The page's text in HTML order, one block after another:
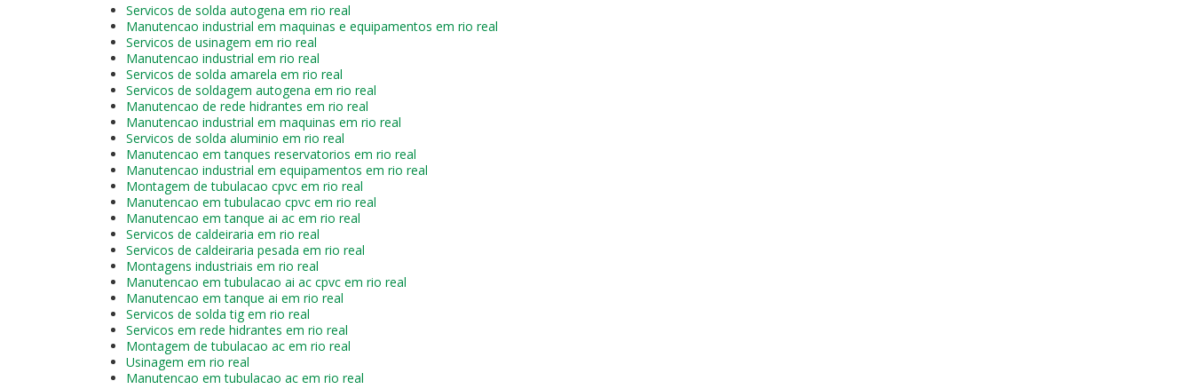
Servicos de solda autogena em rio real
Manutencao industrial em maquinas e equipamentos em rio real
Servicos de usinagem em rio real
Manutencao industrial em rio real
Servicos de solda amarela em rio real
Servicos de soldagem autogena em rio real
Manutencao de rede hidrantes em rio real
Manutencao industrial em maquinas em rio real
Servicos de solda aluminio em rio real
Manutencao em tanques reservatorios em rio real
Manutencao industrial em equipamentos em rio real
Montagem de tubulacao cpvc em rio real
Manutencao em tubulacao cpvc em rio real
Manutencao em tanque ai ac em rio real
Servicos de caldeiraria em rio real
Servicos de caldeiraria pesada em rio real
Montagens industriais em rio real
Manutencao em tubulacao ai ac cpvc em rio real
Manutencao em tanque ai em rio real
Servicos de solda tig em rio real
Servicos em rede hidrantes em rio real
Montagem de tubulacao ac em rio real
Usinagem em rio real
Manutencao em tubulacao ac em rio real